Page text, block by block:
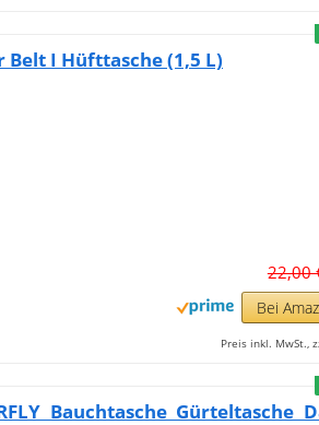
Belt I Hüfttasche (1,5 L)
22,00
Bei
Preis inkl. MwSt.,
Bauchtasche Gürteltasche